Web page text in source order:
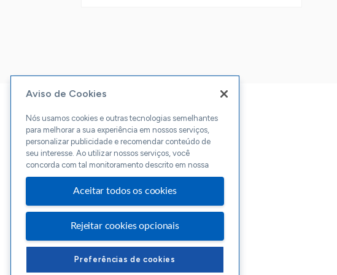
Aviso de Cookies
Nós usamos cookies e outras tecnologias semelhantes
para melhorar a sua experiência em nossos serviços,
personalizar publicidade e recomendar conteúdo de
seu interesse. Ao utilizar nossos serviços, você
concorda com tal monitoramento descrito em nossa
Aceitar todos os cookies
Rejeitar cookies opcionais
Preferências de cookies